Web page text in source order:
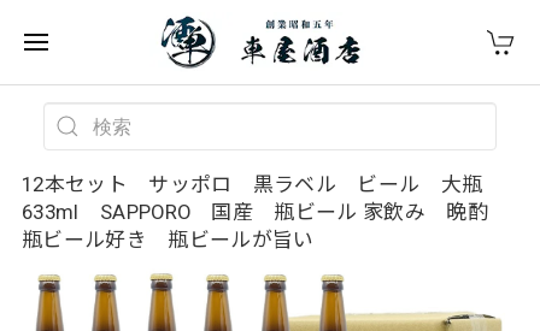
12本セット サッポロ 黒ラベル ビール 大瓶
633ml SAPPORO 国産 瓶ビール 家飲み 晩酌
瓶ビール好き 瓶ビールが旨い